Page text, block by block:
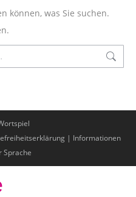
können, was Sie suchen.
| Informationen
Sprache